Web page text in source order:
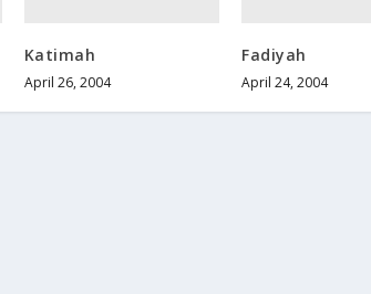
Katimah
April 26, 2004
Fadiyah
April 24, 2004